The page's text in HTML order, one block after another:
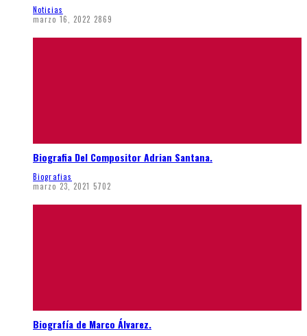
Noticias
marzo 16, 2022 2869
Biografia Del Compositor Adrian Santana.
Biografias
marzo 23, 2021 5702
Biografía de Marco Álvarez.